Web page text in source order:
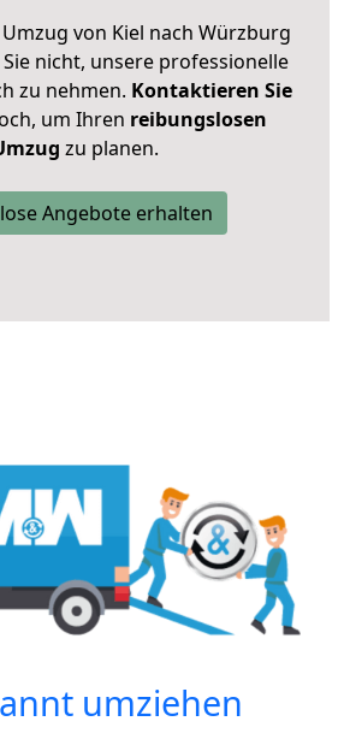
von Kiel nach Würzburg
nicht, unsere professionelle
zu nehmen. Kontaktieren Sie
um Ihren reibungslosen
zu planen.
Angebote erhalten
umziehen